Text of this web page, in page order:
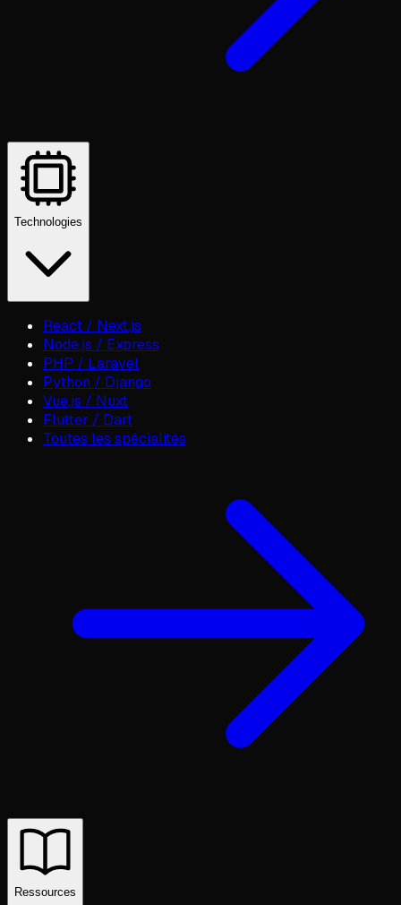
Technologies
React / Next.js
Node.js / Express
PHP / Laravel
Python / Django
Vue.js / Nuxt
Flutter / Dart
Toutes les spécialités
Ressources